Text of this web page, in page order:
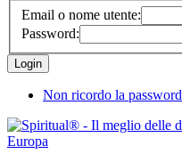
Email o nome utente:
Password:
Non ricordo la password